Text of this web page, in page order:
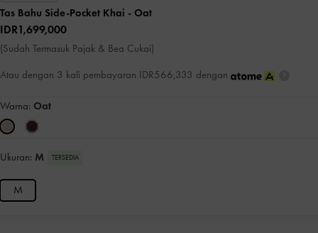
Tas Bahu Side-Pocket Khai - Oat
IDR1,699,000
(Sudah Termasuk Pajak & Bea Cukai)
Atau dengan 3 kali pembayaran IDR566,333 dengan
Warna: Oat
Ukuran: M TERSEDIA
M